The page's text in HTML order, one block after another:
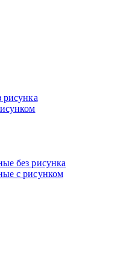
рисунка
без рисунка
с рисунком